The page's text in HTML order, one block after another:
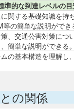
準的な到達レベルの
関する基礎知識を持
の簡単な説明ができ
、交通公害対策につ
簡単な説明ができる。
の基本構造を理解し
の関係